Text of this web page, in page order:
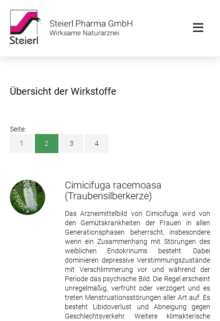
Übersicht der Wirkstoffe
Seite:
1
2 3 4
Cimicifuga racemoasa
(Traubensilberkerze)
Das Arzneimittelbild von Cimicifuga wird von
den Gemütskrankheiten der Frauen in allen
Generationsphasen beherrscht, insbesondere
wenn ein Zusammenhang mit Störungen des
weiblichen Endokrinums besteht. Dabei
dominieren depressive Verstimmungszustände
mit Verschlimmerung vor und während der
Periode das psychische Bild. Die Regel erscheint
unregelmäßig, verfrüht oder verzögert und es
treten Menstruationsstörungen aller Art auf. Es
besteht Libidoverlust und Abneigung gegen
Geschlechtsverkehr. Weitere klimakterische